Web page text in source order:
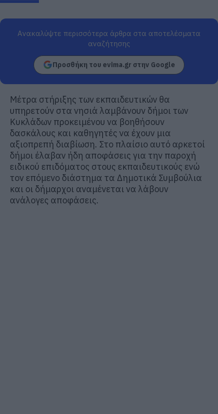
Ανακαλύψτε περισσότερα άρθρα στα αποτελέσματα
αναζήτησης
Προσθήκη του evima.gr στην Google
Μέτρα στήριξης των εκπαιδευτικών θα
υπηρετούν στα νησιά λαμβάνουν δήμοι των
Κυκλάδων προκειμένου να βοηθήσουν
δασκάλους και καθηγητές να έχουν μια
αξιοπρεπή διαβίωση. Στο πλαίσιο αυτό αρκετοί
δήμοι έλαβαν ήδη αποφάσεις για την παροχή
ειδικού επιδόματος στους εκπαιδευτικούς ενώ
τον επόμενο διάστημα τα Δημοτικά Συμβούλια
και οι δήμαρχοι αναμένεται να λάβουν
ανάλογες αποφάσεις.